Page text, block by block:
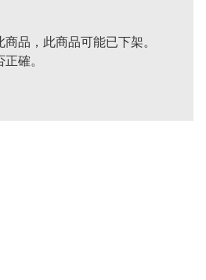
品，此商品可能已下架。
確。